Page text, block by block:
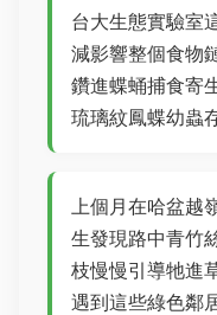
台大生態實驗室
減影響整個食物
鑽進蝶蛹捕食寄
琉璃紋鳳蝶幼蟲
上個月在哈盆越
生發現路中青竹
枝慢慢引導牠進
遇到這些綠色鄰